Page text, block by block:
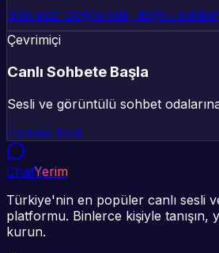
Son söz: Doğru oda, doğru sohbet
Çevrimiçi
Canlı Sohbete Başla
Sesli ve görüntülü sohbet
Hemen Katıl
ChatYerim
Türkiye'nin en popüler canlı sesli
platformu. Binlerce kişiyle tanışın,
kurun.